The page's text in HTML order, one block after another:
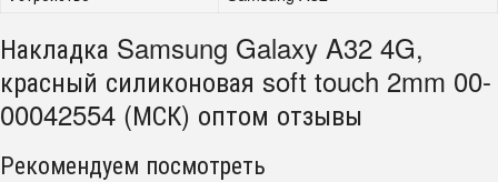
Накладка Samsung Galaxy A32 4G,
красный силиконовая soft touch 2mm 00-
00042554 (МСК) оптом отзывы
Рекомендуем посмотреть